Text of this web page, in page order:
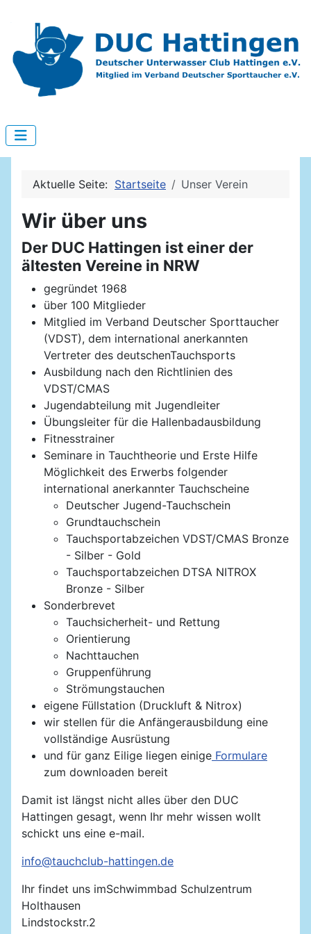
Aktuelle Seite: Startseite Unser Verein
Wir über uns
Der DUC Hattingen ist einer der
ältesten Vereine in NRW
gegründet 1968
über 100 Mitglieder
Mitglied im Verband Deutscher Sporttaucher
(VDST), dem international anerkannten
Vertreter des deutschenTauchsports
Ausbildung nach den Richtlinien des
VDST/CMAS
Jugendabteilung mit Jugendleiter
Übungsleiter für die Hallenbadausbildung
Fitnesstrainer
Seminare in Tauchtheorie und Erste Hilfe
Möglichkeit des Erwerbs folgender
international anerkannter Tauchscheine
Deutscher Jugend-Tauchschein
Grundtauchschein
Tauchsportabzeichen VDST/CMAS Bronze
- Silber - Gold
Tauchsportabzeichen DTSA NITROX
Bronze - Silber
Sonderbrevet
Tauchsicherheit- und Rettung
Orientierung
Nachttauchen
Gruppenführung
Strömungstauchen
eigene Füllstation (Druckluft & Nitrox)
wir stellen für die Anfängerausbildung eine
vollständige Ausrüstung
und für ganz Eilige liegen einige Formulare
zum downloaden bereit
Damit ist längst nicht alles über den DUC
Hattingen gesagt, wenn Ihr mehr wissen wollt
schickt uns eine e-mail.
info@tauchclub-hattingen.de
Ihr findet uns imSchwimmbad Schulzentrum
Holthausen
Lindstockstr.2